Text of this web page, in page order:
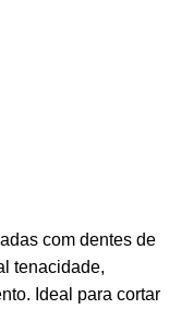
com dentes de
tenacidade,
Ideal para cortar